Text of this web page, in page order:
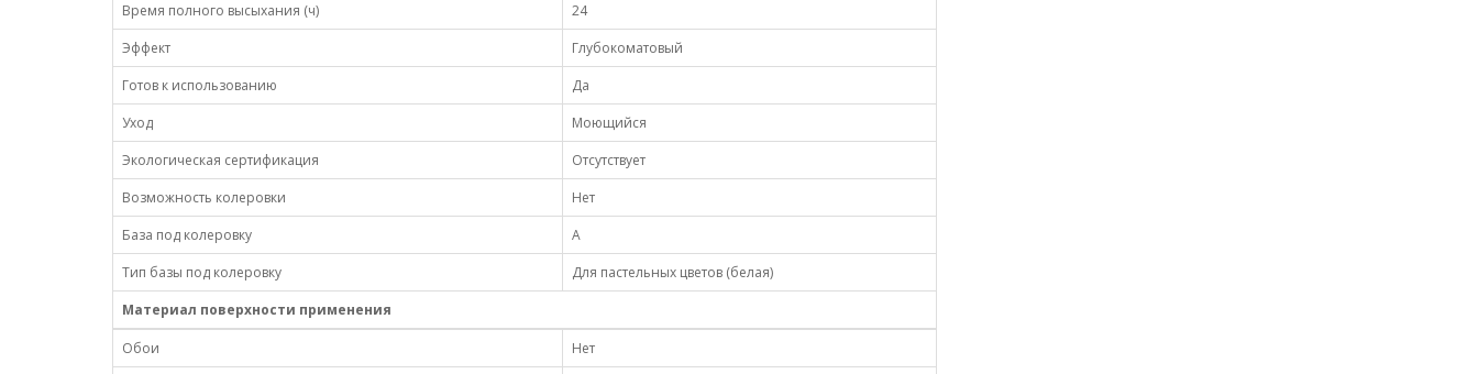
Время полного высыхания (ч)
24
Эффект
Глубокоматовый
Готов к использованию
Да
Уход
Моющийся
Экологическая сертификация
Отсутствует
Возможность колеровки
Нет
База под колеровку
A
Тип базы под колеровку
Для пастельных цветов (белая)
Материал поверхности применения
Обои
Нет